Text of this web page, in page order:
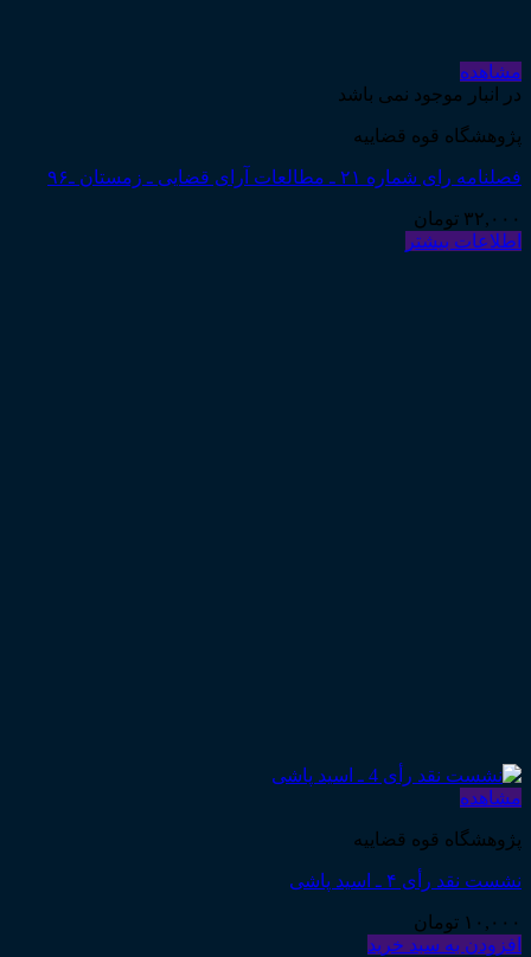
مشاهده
در انبار موجود نمی باشد
پژوهشگاه قوه قضاییه
فصلنامه رای شماره ۲۱ ـ مطالعات آرای قضایی ـ زمستان ـ۹۶
۳۲,۰۰۰ تومان
اطلاعات بیشتر
مشاهده
پژوهشگاه قوه قضاییه
نشست نقد رأی ۴ ـ اسید پاشی
۱۰,۰۰۰ تومان
افزودن به سبد خرید